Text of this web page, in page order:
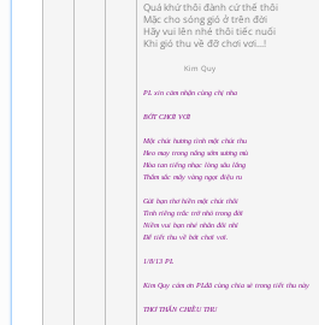
Quá khứ thôi đành cứ thế thôi
Mặc cho sóng gió ở trên đời
Hãy vui lên nhé thôi tiếc nuối
Khi gió thu về đỡ chơi vơi...!
Kim Quy
PL xin cảm nhận cùng chị nha
BỚT CHƠI VƠI
Một chút hương tình một chút thu
Heo may trong nắng sớm sương mù
Hòa tan tiếng nhạc lòng sâu lắng
Thắm sắc mây vàng ngọt điệu ru
Gửi bạn thơ hiền một chút thôi
Tình riêng trắc trở nhỏ trong đời
Niềm vui bạn nhé nhân đôi nhỉ
Để tiết thu về bớt chơi vơi.
1/8/13 PL
Kim Quy cám ơn PLđã cùng chia sẻ trong tiết thu này
THƠ THẨN CHIỀU THU